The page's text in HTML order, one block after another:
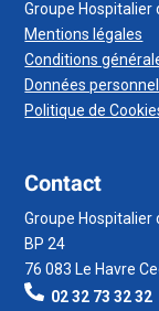
Groupe Hospitalier
Mentions légales
Conditions
Données
Politique de
Contact
Groupe Hospitalier
BP 24
76 083 Le Havre
02 32 73 32 32